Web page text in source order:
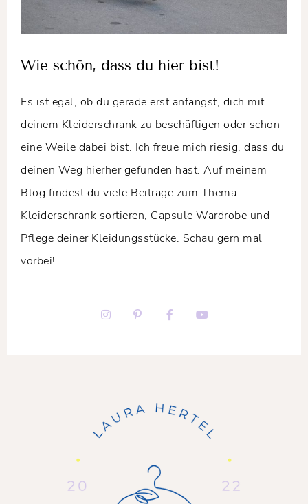
Wie schön, dass du hier bist!
Es ist egal, ob du gerade erst anfängst, dich mit
deinem Kleiderschrank zu beschäftigen oder schon
eine Weile dabei bist. Ich freue mich riesig, dass du
deinen Weg hierher gefunden hast. Auf meinem
Blog findest du viele Beiträge zum Thema
Kleiderschrank sortieren, Capsule Wardrobe und
Pflege deiner Kleidungsstücke. Schau gern mal
vorbei!